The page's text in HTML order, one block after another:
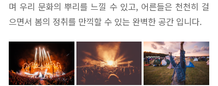
며 우리 문화의 뿌리를 느낄 수 있고, 어른들은 천천히 걸
으면서 봄의 정취를 만끽할 수 있는 완벽한 공간 입니다.